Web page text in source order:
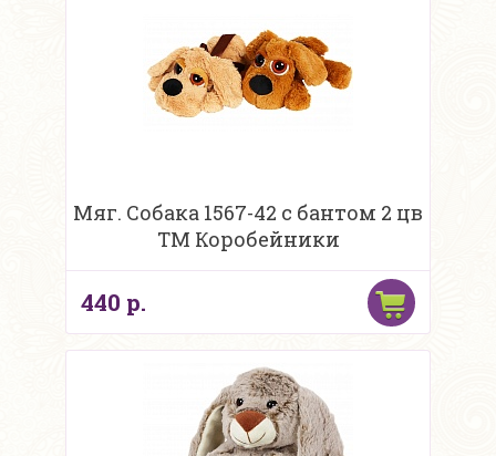
Мяг. Собака 1567-42 с бантом 2 цв
ТМ Коробейники
440 р.